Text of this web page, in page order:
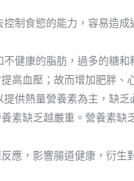
制食慾的能力，容易造
健康的脂肪，過多的糖
高血壓；故而增加肥胖、
供熱量營養素為主，缺乏
素缺乏越嚴重。營養素缺
應，影響腸道健康，衍生